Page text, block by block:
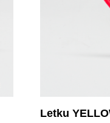
Letku